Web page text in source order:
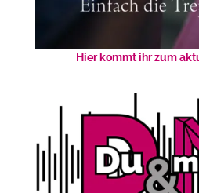
Hier kommt ihr zum